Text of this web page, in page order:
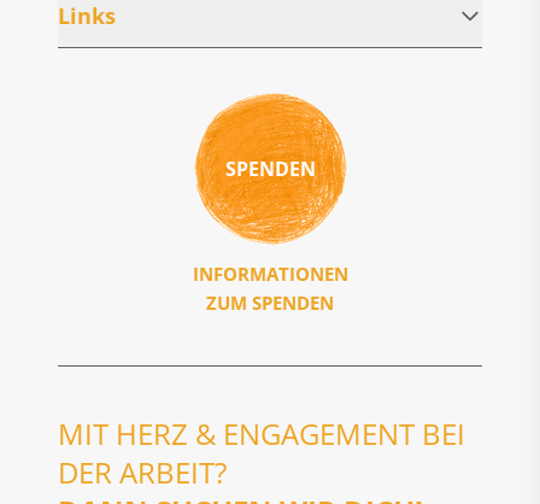
Links
SPENDEN
INFORMATIONEN
ZUM SPENDEN
MIT HERZ & ENGAGEMENT BEI
DER ARBEIT?